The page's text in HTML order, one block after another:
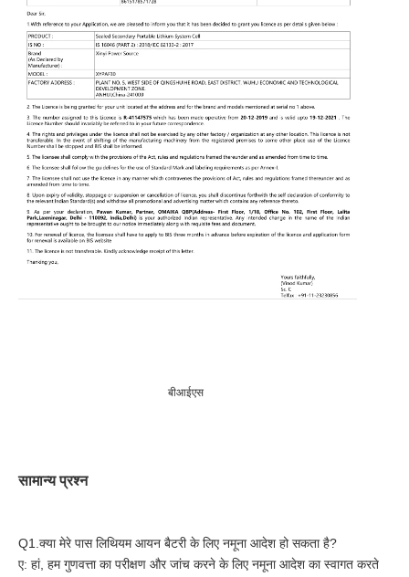
बीआईएस
सामान्य प्रश्न
Q1.क्या मेरे पास लिथियम आयन बैटरी के लिए नमूना आदेश हो सकता है?
ए: हां, हम गुणवत्ता का परीक्षण और जांच करने के लिए नमूना आदेश का स्वागत करते